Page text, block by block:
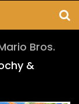
Bros.
&